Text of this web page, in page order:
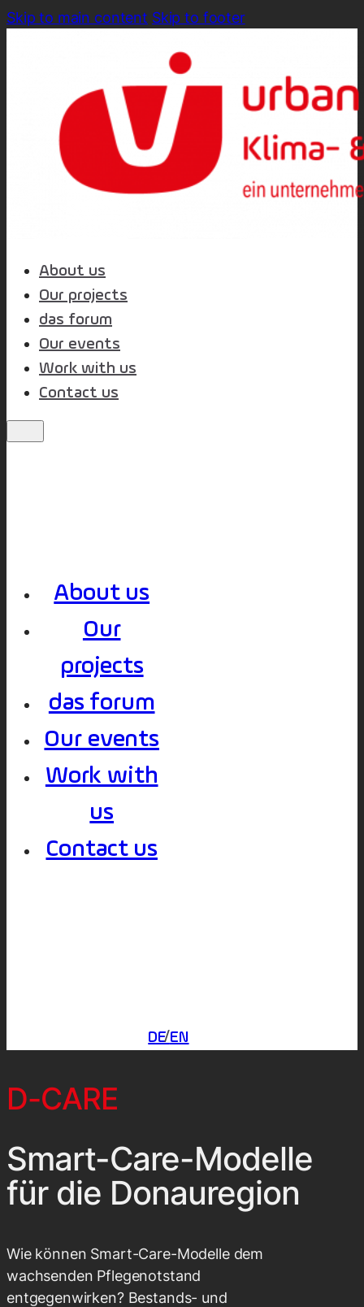
Skip to main content Skip to footer
About us
Our projects
das forum
Our events
Work with us
Contact us
About us
Our
projects
das forum
Our events
Work with
us
Contact us
EN
DE
D-CARE
Smart-Care-Modelle
für die Donauregion
Wie können Smart-Care-Modelle dem
wachsenden Pflegenotstand
entgegenwirken? Bestands- und